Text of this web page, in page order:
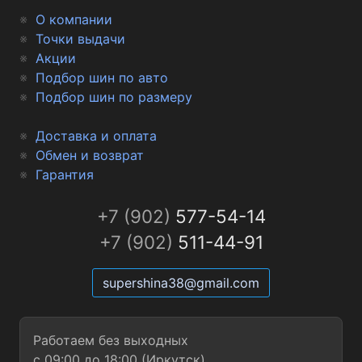
О компании
Точки выдачи
Акции
Подбор шин по авто
Подбор шин по размеру
Доставка и оплата
Обмен и возврат
Гарантия
+7 (902) 577-54-14
+7 (902) 511-44-91
supershina38@gmail.com
Работаем без выходных